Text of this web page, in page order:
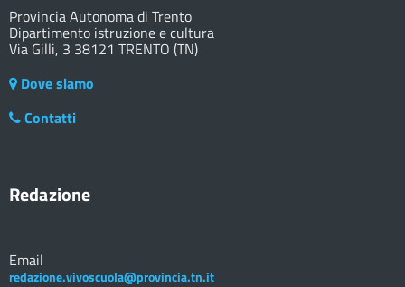
Provincia Autonoma di Trento
Dipartimento istruzione e cultura
Via Gilli, 3 38121 TRENTO (TN)
Dove siamo
Contatti
Redazione
Email
redazione.vivoscuola@provincia.tn.it